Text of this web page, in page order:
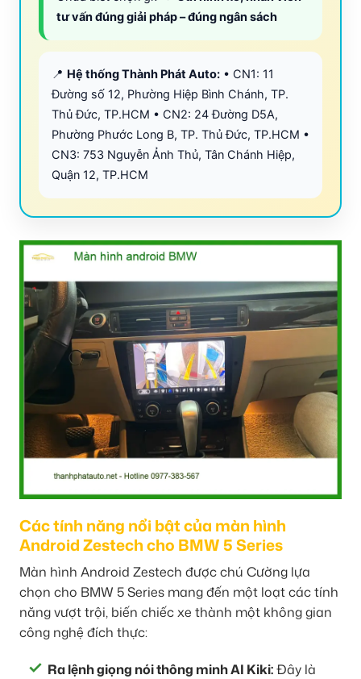
tư vấn đúng giải pháp – đúng ngân sách
📍 Hệ thống Thành Phát Auto: • CN1: 11
Đường số 12, Phường Hiệp Bình Chánh, TP.
Thủ Đức, TP.HCM • CN2: 24 Đường D5A,
Phường Phước Long B, TP. Thủ Đức, TP.HCM •
CN3: 753 Nguyễn Ảnh Thủ, Tân Chánh Hiệp,
Quận 12, TP.HCM
Các tính năng nổi bật của màn hình
Android Zestech cho BMW 5 Series
Màn hình Android Zestech được chú Cường lựa
chọn cho BMW 5 Series mang đến một loạt các tính
năng vượt trội, biến chiếc xe thành một không gian
công nghệ đích thực:
Ra lệnh giọng nói thông minh AI Kiki:Đây là